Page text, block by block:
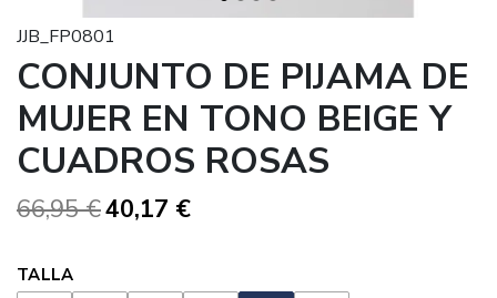
JJB_FP0801
CONJUNTO DE PIJAMA DE
MUJER EN TONO BEIGE Y
CUADROS ROSAS
66,95 €40,17 €
TALLA